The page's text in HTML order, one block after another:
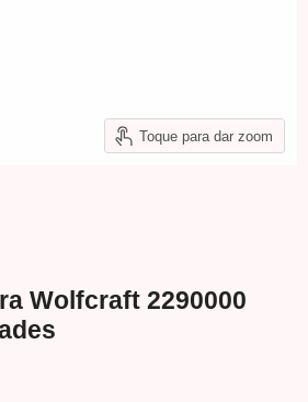
Toque para dar zoom
Wolfcraft 2290000